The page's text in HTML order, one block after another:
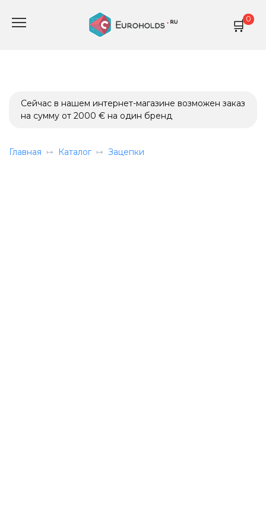
0
Сейчас в нашем интернет-магазине возможен заказ
на сумму от 2000 € на один бренд
Главная Каталог Зацепки